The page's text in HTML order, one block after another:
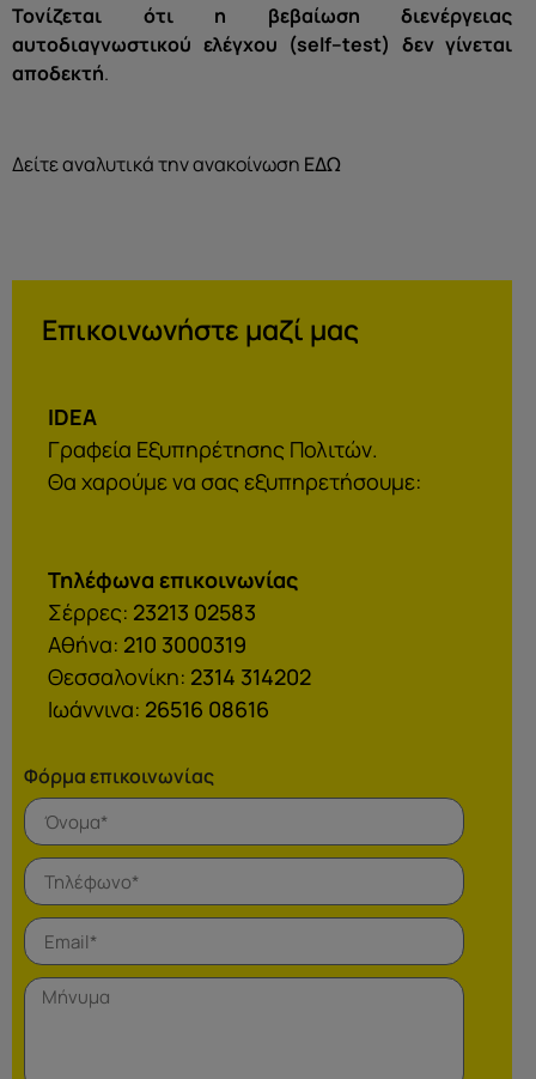
Τονίζεται
ότι η βεβαίωση διενέργειας
αυτοδιαγνωστικού ελέγχου (self–test) δεν γίνεται
αποδεκτή.
Δείτε αναλυτικά την ανακοίνωση ΕΔΩ
Επικοινωνήστε μαζί μας
IDEA
Γραφεία Εξυπηρέτησης Πολιτών.
Θα χαρούμε να σας εξυπηρετήσουμε:
Τηλέφωνα επικοινωνίας
Σέρρες: 23213 02583
Αθήνα: 210 3000319
Θεσσαλονίκη: 2314 314202
Ιωάννινα: 26516 08616
Φόρμα επικοινωνίας